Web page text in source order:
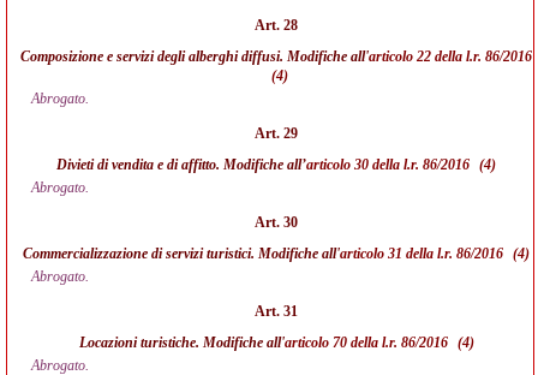
Art. 28
Composizione e servizi degli alberghi diffusi. Modifiche all'articolo 22 della l.r. 86/2016
(4)
Abrogato.
Art. 29
Divieti di vendita e di affitto. Modifiche all’articolo 30 della l.r. 86/2016 (4)
Abrogato.
Art. 30
Commercializzazione di servizi turistici. Modifiche all'articolo 31 della l.r. 86/2016 (4)
Abrogato.
Art. 31
Locazioni turistiche. Modifiche all'articolo 70 della l.r. 86/2016
(4)
Abrogato.